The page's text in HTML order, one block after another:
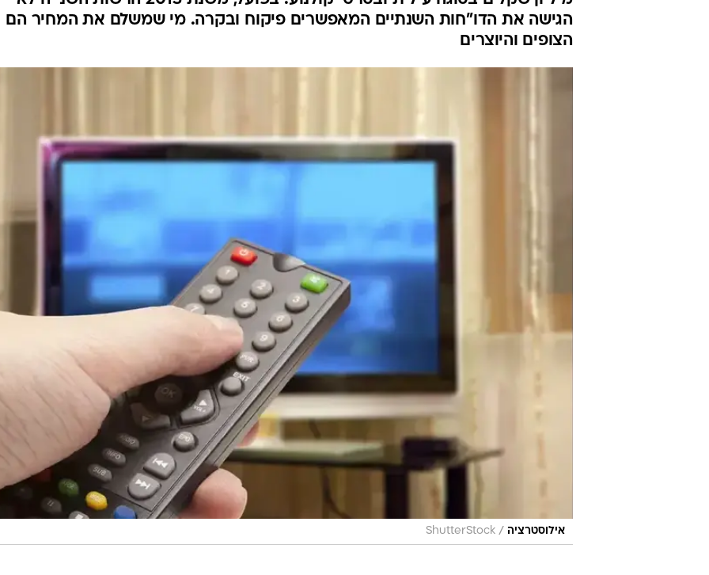
הגישה את הדו"חות השנתיים המאפשרים פיקוח ובקרה. מי שמשלם את המחיר הם
הצופים והיוצרים
אילוסטרציה /
ShutterStock